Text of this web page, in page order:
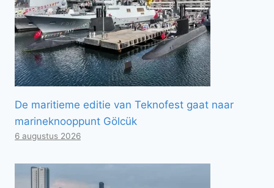
De maritieme editie van Teknofest gaat naar
marineknooppunt Gölcük
6 augustus 2026